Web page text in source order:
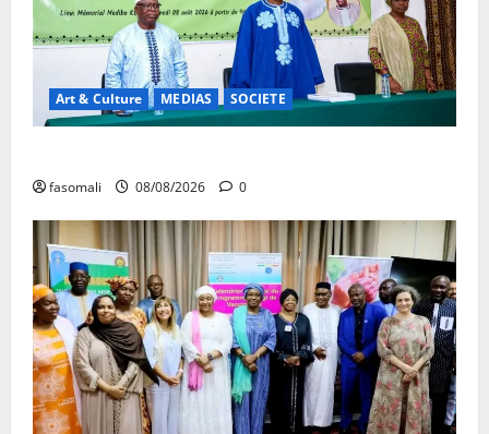
Art & Culture MEDIAS SOCIETE
fasomali 08/08/2026 0